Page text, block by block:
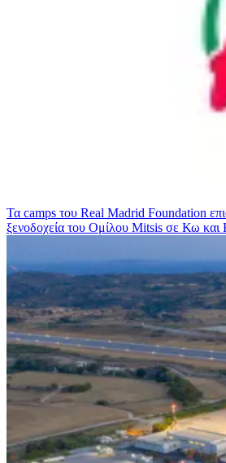
Τα camps του Real Madrid Foundation
ξενοδοχεία του Ομίλου Mitsis σε Κω και